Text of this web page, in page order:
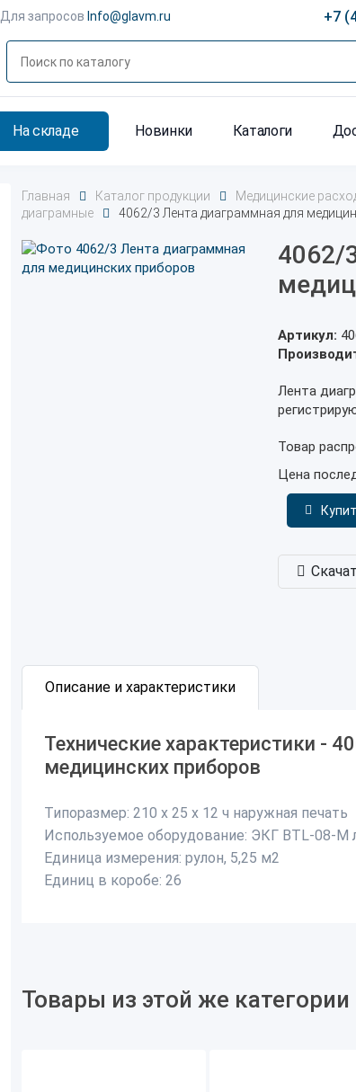
Для запросов Info@glavm.ru +7
На складе Новинки Каталоги
Главная Каталог продукции Медицинские
диаграмные
4062/3 Лента диаграммная для
4062/
Артикул:
Лента
Товар
Цена
Описание и характеристики
Технические характеристики -
медицинских приборов
Типоразмер: 210 х 25 х 12 ч наружная печать
Используемое оборудование: ЭКГ BTL-08-M
Единица измерения: рулон, 5,25 м2
Единиц в коробе: 26
Товары из этой же категории